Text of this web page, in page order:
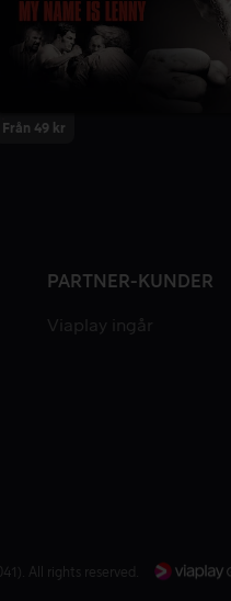
Från 49 kr
PARTNER-KUNDER
Viaplay ingår
All rights reserved.